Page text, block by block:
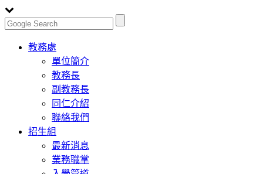
Toggle
navigation
教務處
單位簡介
教務長
副教務長
同仁介紹
聯絡我們
招生組
最新消息
業務職掌